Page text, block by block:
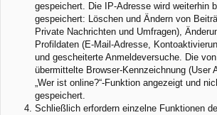
gespeichert. Die IP-Adresse wird weiterhin
gespeichert: Löschen und Ändern von
Private Nachrichten und Umfragen),
Profildaten (E-Mail-Adresse,
und gescheiterte Anmeldeversuche. Die
übermittelte Browser-Kennzeichnung (User
„Wer ist online?“-Funktion angezeigt und
gespeichert.
Schließlich erfordern einzelne Funktionen